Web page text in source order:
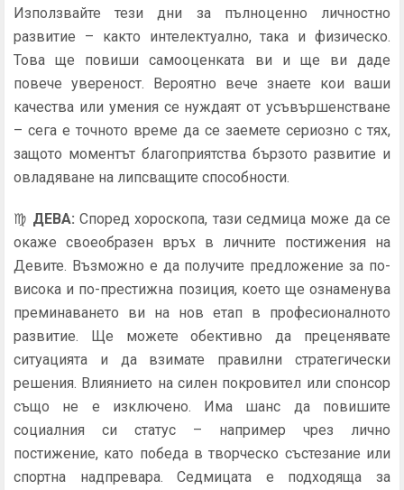
Използвайте тези дни за пълноценно личностно
развитие – както интелектуално, така и физическо.
Това ще повиши самооценката ви и ще ви даде
повече увереност. Вероятно вече знаете кои ваши
качества или умения се нуждаят от усъвършенстване
– сега е точното време да се заемете сериозно с тях,
защото моментът благоприятства бързото развитие и
овладяване на липсващите способности.
♍ ДЕВА: Според хороскопа, тази седмица може да се
окаже своеобразен връх в личните постижения на
Девите. Възможно е да получите предложение за по-
висока и по-престижна позиция, което ще ознаменува
преминаването ви на нов етап в професионалното
развитие. Ще можете обективно да преценявате
ситуацията и да взимате правилни стратегически
решения. Влиянието на силен покровител или спонсор
също не е изключено. Има шанс да повишите
социалния си статус – например чрез лично
постижение, като победа в творческо състезание или
спортна надпревара. Седмицата е подходяща за